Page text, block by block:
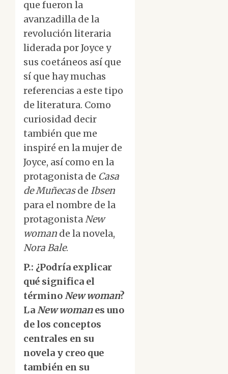
que fueron la
avanzadilla de la
revolución literaria
liderada por Joyce y
sus coetáneos así que
sí que hay muchas
referencias a este tipo
de literatura. Como
curiosidad decir
también que me
inspiré en la mujer de
Joyce, así como en la
protagonista de Casa
de Muñecasde Ibsen
para el nombre de la
protagonistaNew
woman de la novela,
Nora Bale.
P.: ¿Podría explicar
qué significa el
términoNew woman?
LaNew womanes uno
de los conceptos
centrales en su
novela y creo que
también en su